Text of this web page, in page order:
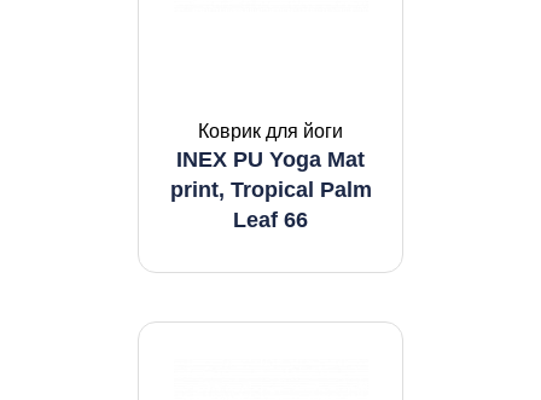
Коврик для йоги
INEX PU Yoga Mat
print, Tropical Palm
Leaf 66